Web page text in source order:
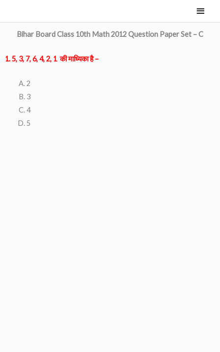
content
Main
Menu
Bihar Board Class 10th Math 2012 Question Paper Set – C
1. 5, 3, 7, 6, 4, 2, 1 की माध्यिका है –
2
3
4
5